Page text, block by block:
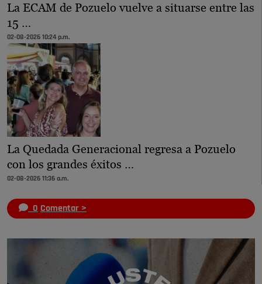
La ECAM de Pozuelo vuelve a situarse entre las
15 …
02-08-2026 10:24 p.m.
La Quedada Generacional regresa a Pozuelo
con los grandes éxitos …
02-08-2026 11:36 a.m.
0 Comentar >